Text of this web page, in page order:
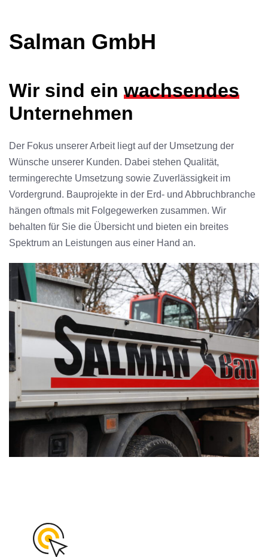
Salman GmbH
Wir sind ein wachsendes
Unternehmen
Der Fokus unserer Arbeit liegt auf der Umsetzung der
Wünsche unserer Kunden. Dabei stehen Qualität,
termingerechte Umsetzung sowie Zuverlässigkeit im
Vordergrund. Bauprojekte in der Erd- und Abbruchbranche
hängen oftmals mit Folgegewerken zusammen. Wir
behalten für Sie die Übersicht und bieten ein breites
Spektrum an Leistungen aus einer Hand an.